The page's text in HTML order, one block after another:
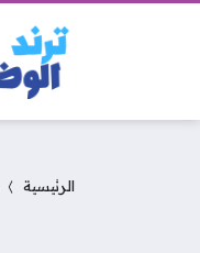
الرئيسية